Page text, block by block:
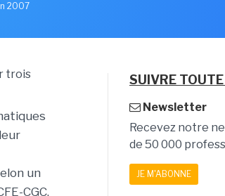
2007
un
CGC,
SUIVRE
Newsletter
Recevez notre
de 50 000
JE M'ABONNE